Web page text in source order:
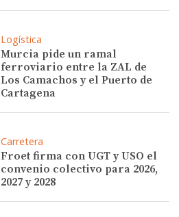
Logística
Murcia pide un ramal
ferroviario entre la ZAL de
Los Camachos y el Puerto de
Cartagena
Carretera
Froet firma con UGT y USO el
convenio colectivo para 2026,
2027 y 2028